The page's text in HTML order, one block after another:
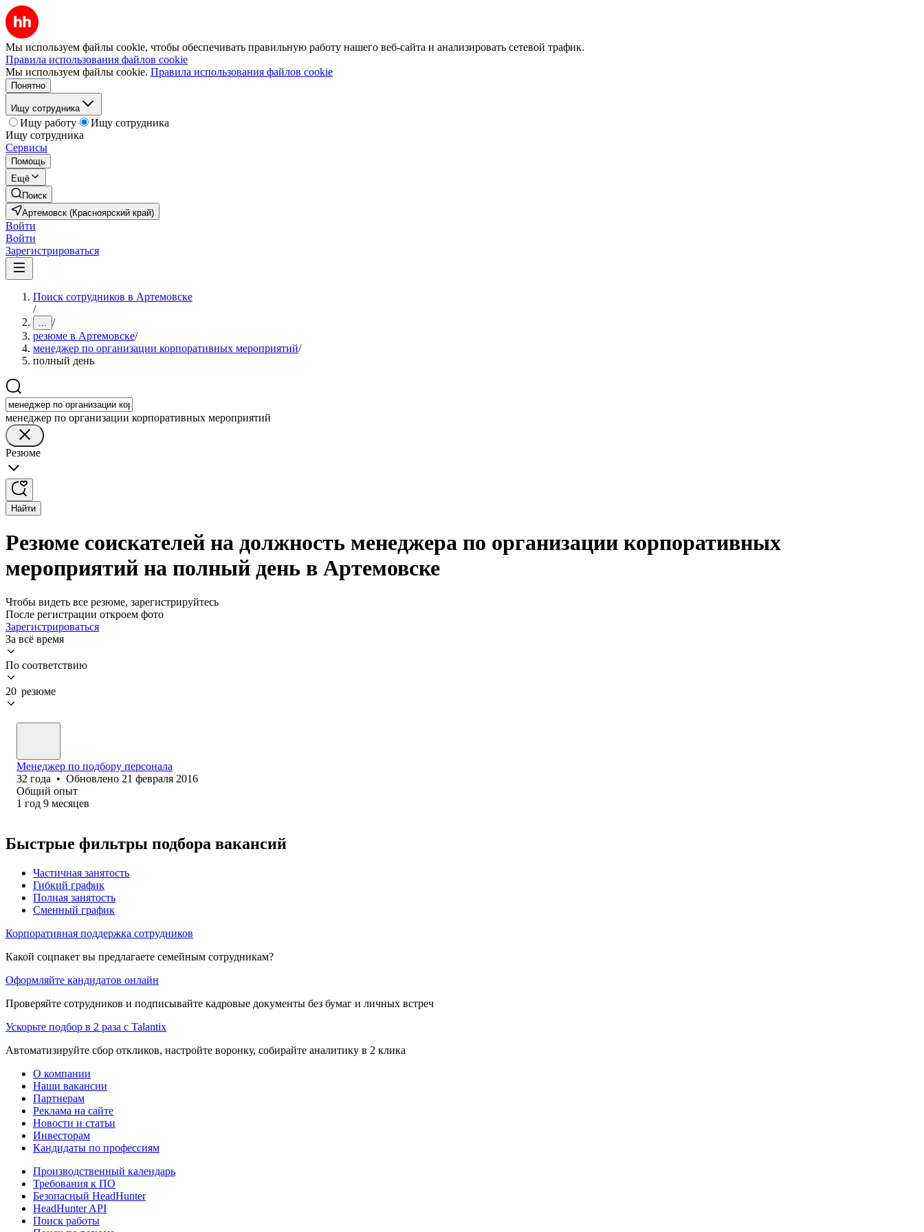
Мы используем файлы cookie, чтобы обеспечивать правильную работу нашего веб-сайта и анализировать сетевой трафик.
Правила использования файлов cookie
Мы используем файлы cookie. Правила использования файлов cookie
Понятно
Ищу сотрудника
Ищу работу
Ищу сотрудника
Ищу сотрудника
Сервисы
Помощь
Ещё
Поиск
Артемовск (Красноярский край)
Войти
Войти
Зарегистрироваться
Поиск сотрудников в Артемовске
/
... /
резюме в Артемовске/
менеджер по организации корпоративных мероприятий/
полный день
менеджер по организации корпоративных мероприятий
Резюме
Найти
Резюме соискателей на должность менеджера по организации корпоративных
мероприятий на полный день в Артемовске
Чтобы видеть все резюме, зарегистрируйтесь
После регистрации откроем фото
Зарегистрироваться
За всё время
По соответствию
20 резюме
Менеджер по подбору персонала
32 года • Обновлено 21 февраля 2016
Общий опыт
1 год 9 месяцев
Быстрые фильтры подбора вакансий
Частичная занятость
Гибкий график
Полная занятость
Сменный график
Корпоративная поддержка сотрудников
Какой соцпакет вы предлагаете семейным сотрудникам?
Оформляйте кандидатов онлайн
Проверяйте сотрудников и подписывайте кадровые документы без бумаг и личных встреч
Ускорьте подбор в 2 раза с Talantix
Автоматизируйте сбор откликов, настройте воронку, собирайте аналитику в 2 клика
О компании
Наши вакансии
Партнерам
Реклама на сайте
Новости и статьи
Инвесторам
Кандидаты по профессиям
Производственный календарь
Требования к ПО
Безопасный HeadHunter
HeadHunter API
Поиск работы